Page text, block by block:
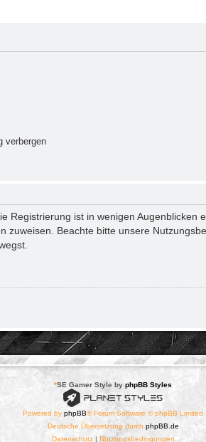
verbergen
ist in wenigen
Beachte bitte unsere
*SE Gamer Style by phpBB Styles
Powered by phpBB® Forum Software © phpBB Limited
Deutsche Übersetzung durch phpBB.de
Datenschutz| Nutzungsbedingungen